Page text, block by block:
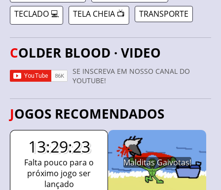
TECLADO 💻
TELA CHEIA 📺 TRANSPORTE
COLDER BLOOD · VIDEO
SE INSCREVA EM NOSSO CANAL DO
YOUTUBE!
JOGOS RECOMENDADOS
13:29:23
Falta pouco para o
próximo jogo ser
lançado
Malditas Gaivotas!